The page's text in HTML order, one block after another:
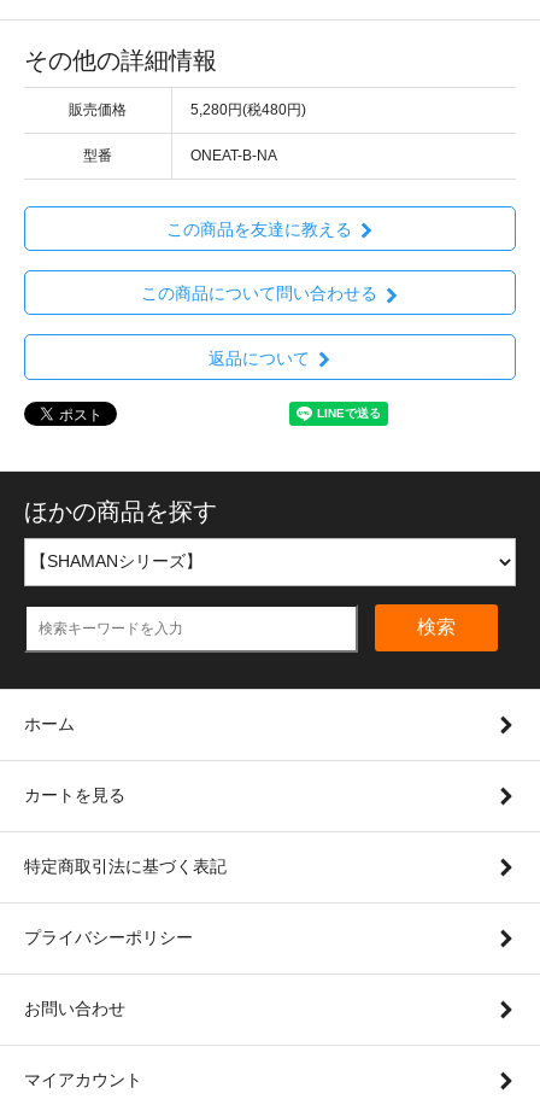
その他の詳細情報
販売価格 5,280円(税480円)
型番 ONEAT-B-NA
この商品を友達に教える
この商品について問い合わせる
返品について
ほかの商品を探す
検索
ホーム
カートを見る
特定商取引法に基づく表記
プライバシーポリシー
お問い合わせ
マイアカウント